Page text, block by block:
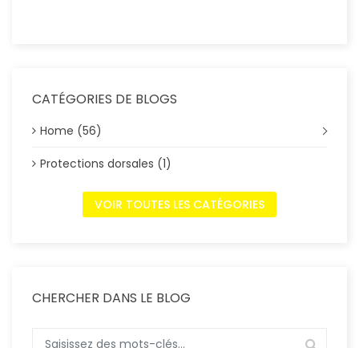
CATÉGORIES DE BLOGS
Home (56)
Protections dorsales (1)
VOIR TOUTES LES CATÉGORIES
CHERCHER DANS LE BLOG